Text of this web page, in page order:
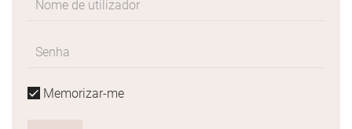
Memorizar-me